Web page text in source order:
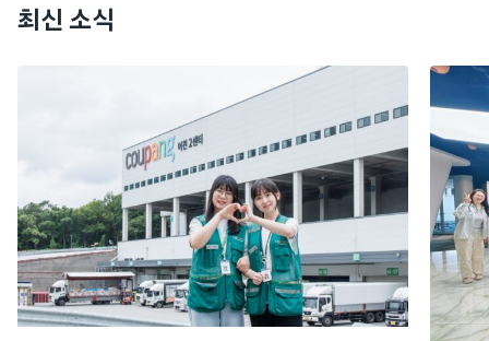
최신 소식